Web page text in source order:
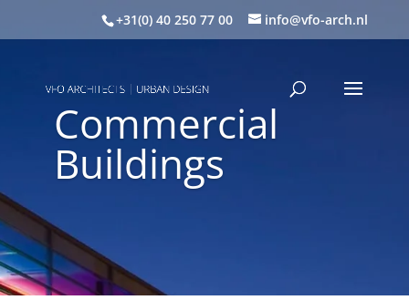
+31(0) 40 250 77 00 info@vfo-arch.nl
Commercial
Buildings